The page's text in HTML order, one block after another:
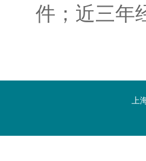
件；近三年
上